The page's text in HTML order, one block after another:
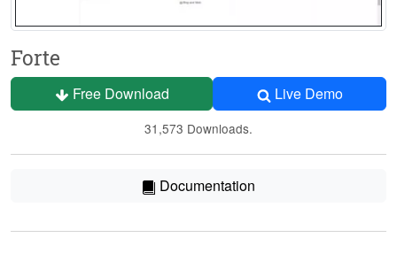
Forte
Free Download Live Demo
31,573 Downloads.
Documentation